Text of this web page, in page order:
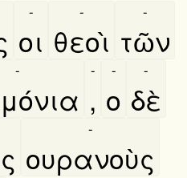
οι
-
θεοὶ
-
τῶν
-
-
,
-
ο
-
δὲ
-
ουρανοὺς
-